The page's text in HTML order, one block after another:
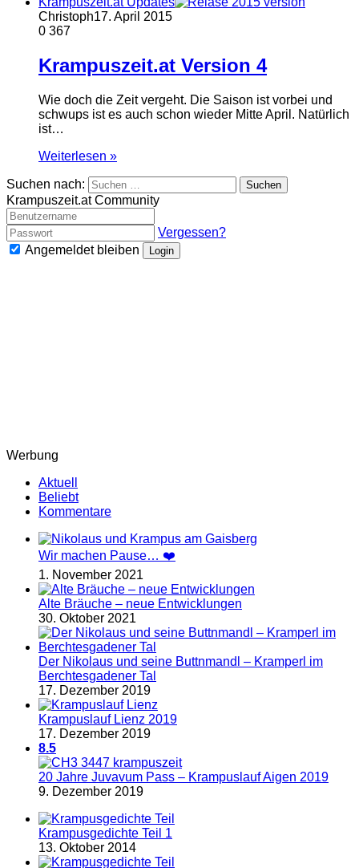
Christoph17. April 2015
0 367
Krampuszeit.at Version 4
Wie doch die Zeit vergeht. Die Saison ist vorbei und
schwups ist es auch schon wieder Mitte April. Natürlich
ist…
Weiterlesen »
Suchen nach:
Krampuszeit.at Community
Vergessen?
Angemeldet bleiben
Login
Werbung
Aktuell
Beliebt
Kommentare
Wir machen Pause… ❤️
1. November 2021
Alte Bräuche – neue Entwicklungen
30. Oktober 2021
Der Nikolaus und seine Buttnmandl – Kramperl im
Berchtesgadener Tal
17. Dezember 2019
Krampuslauf Lienz 2019
17. Dezember 2019
8.5
20 Jahre Juvavum Pass – Krampuslauf Aigen 2019
9. Dezember 2019
Krampusgedichte Teil 1
13. Oktober 2014